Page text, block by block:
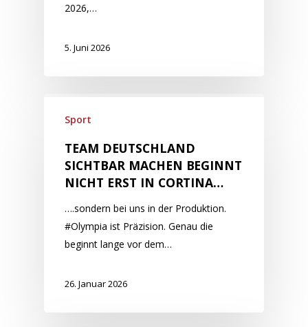
2026,…
5. Juni 2026
Sport
TEAM DEUTSCHLAND
SICHTBAR MACHEN BEGINNT
NICHT ERST IN CORTINA…
….sondern bei uns in der Produktion.
#Olympia ist Präzision. Genau die
beginnt lange vor dem…
26. Januar 2026